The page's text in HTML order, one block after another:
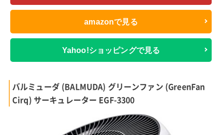
amazonで見る
Yahoo!ショッピングで見る
バルミューダ (BALMUDA) グリーンファン (GreenFan
Cirq) サーキュレーター EGF-3300